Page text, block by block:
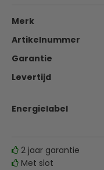
Merk
Artikelnummer
Garantie
Levertijd
Energielabel
2 jaar garantie
Met slot